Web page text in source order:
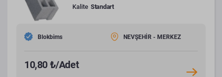
Kalite Standart
Blokbims NEVŞEHİR - MERKEZ
10,80 ₺/Adet